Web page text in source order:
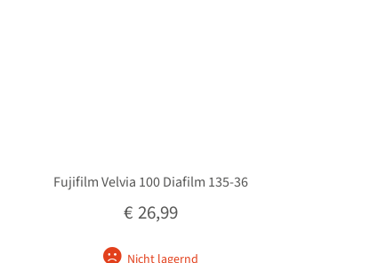
Fujifilm Velvia 100 Diafilm 135-36
€ 26,99